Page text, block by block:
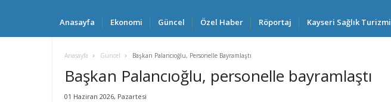
Anasayfa Ekonomi Güncel Özel Haber Röportaj Kayseri Sağlık Turizmi
Anasayfa Güncel Başkan Palancıoğlu, Personelle Bayramlaştı
Başkan Palancıoğlu, personelle bayramlaştı
01 Haziran 2026, Pazartesi